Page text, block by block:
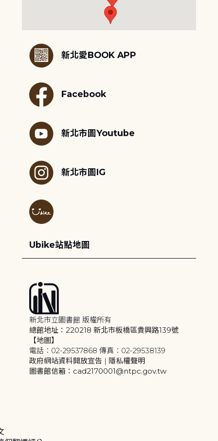
新北愛BOOK APP
Facebook
新北市圖Youtube
新北市圖IG
Ubike站點地圖
新北市立圖書館 版權所有
總館地址：220218 新北市板橋區貴興路139號
【地圖】
電話：02-29537868 傳真：02-29538139
政府網站資料開放宣告 | 隱私權聲明
圖書館信箱：cad2170001@ntpc.gov.tw